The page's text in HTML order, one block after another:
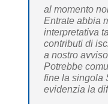
al momento
Entrate abbia
interpretativa
contributi di
a nostro
Potrebbe
fine la singola
evidenzia la